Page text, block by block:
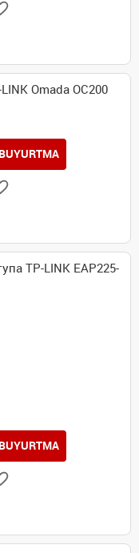
Omada OC200
BUYURTMA
TP-LINK EAP225-
BUYURTMA